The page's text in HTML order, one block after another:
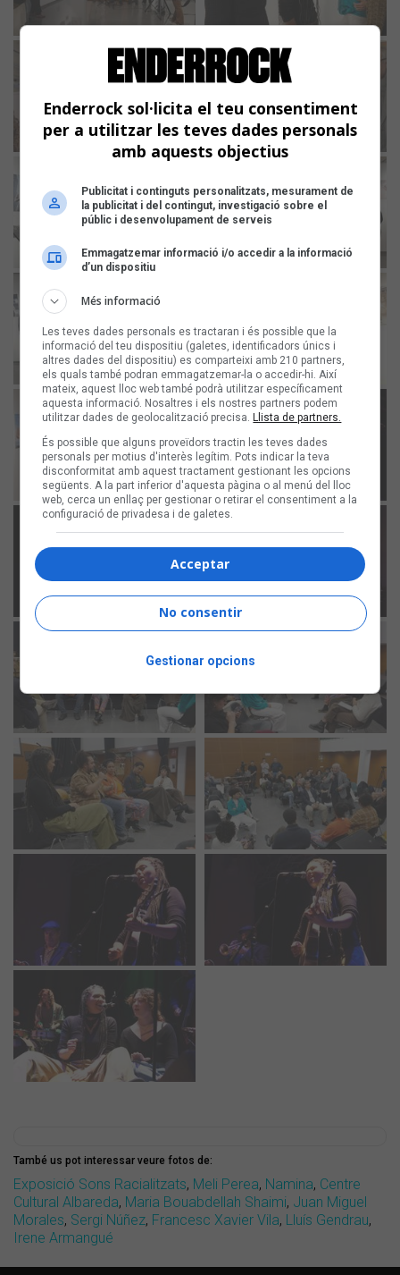
També us pot interessar veure fotos de:
Exposició Sons Racialitzats, Meli Perea, Namina, Centre
Cultural Albareda, Maria Bouabdellah Shaimi, Juan Miguel
Morales, Sergi Núñez, Francesc Xavier Vila, Lluís Gendrau,
Irene Armangué
Enderrock sol·licita el teu consentiment
per a utilitzar les teves dades personals
amb aquests objectius
Publicitat i continguts personalitzats, mesurament de
la publicitat i del contingut, investigació sobre el
públic i desenvolupament de serveis
Emmagatzemar informació i/o accedir a la informació
d’un dispositiu
Més informació
Les teves dades personals es tractaran i és possible que la
informació del teu dispositiu (galetes, identificadors únics i
altres dades del dispositiu) es comparteixi amb 210 partners,
els quals també podran emmagatzemar-la o accedir-hi. Així
mateix, aquest lloc web també podrà utilitzar específicament
aquesta informació. Nosaltres i els nostres partners podem
utilitzar dades de geolocalització precisa.Llista de partners.
És possible que alguns proveïdors tractin les teves dades
personals per motius d'interès legítim. Pots indicar la teva
disconformitat amb aquest tractament gestionant les opcions
següents. A la part inferior d'aquesta pàgina o al menú del lloc
web, cerca un enllaç per gestionar o retirar el consentiment a la
configuració de privadesa i de galetes.
Acceptar
No consentir
Gestionar opcions